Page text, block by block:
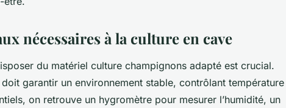
nécessaires à la culture en cave
du matériel culture champignons adapté est crucial.
garantir un environnement stable, contrôlant température
on retrouve un hygromètre pour mesurer l’humidité, un